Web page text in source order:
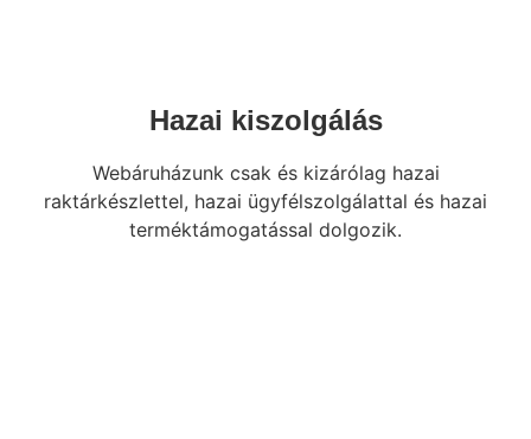
Hazai kiszolgálás
Webáruházunk csak és kizárólag hazai
raktárkészlettel, hazai ügyfélszolgálattal és hazai
terméktámogatással dolgozik.